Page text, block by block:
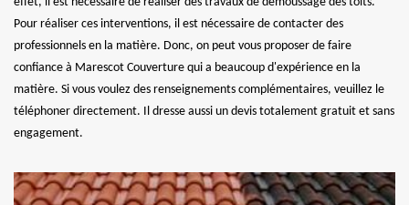
Pour réaliser ces interventions, il est nécessaire de contacter des
professionnels en la matière. Donc, on peut vous proposer de faire
confiance à Marescot Couverture qui a beaucoup d'expérience en la
matière. Si vous voulez des renseignements complémentaires, veuillez le
téléphoner directement. Il dresse aussi un devis totalement gratuit et sans
engagement.